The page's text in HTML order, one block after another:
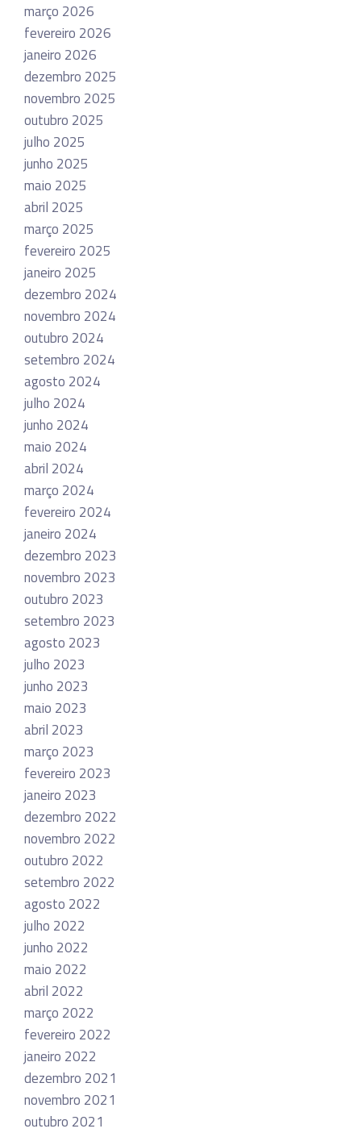
março 2026
fevereiro 2026
janeiro 2026
dezembro 2025
novembro 2025
outubro 2025
julho 2025
junho 2025
maio 2025
abril 2025
março 2025
fevereiro 2025
janeiro 2025
dezembro 2024
novembro 2024
outubro 2024
setembro 2024
agosto 2024
julho 2024
junho 2024
maio 2024
abril 2024
março 2024
fevereiro 2024
janeiro 2024
dezembro 2023
novembro 2023
outubro 2023
setembro 2023
agosto 2023
julho 2023
junho 2023
maio 2023
abril 2023
março 2023
fevereiro 2023
janeiro 2023
dezembro 2022
novembro 2022
outubro 2022
setembro 2022
agosto 2022
julho 2022
junho 2022
maio 2022
abril 2022
março 2022
fevereiro 2022
janeiro 2022
dezembro 2021
novembro 2021
outubro 2021